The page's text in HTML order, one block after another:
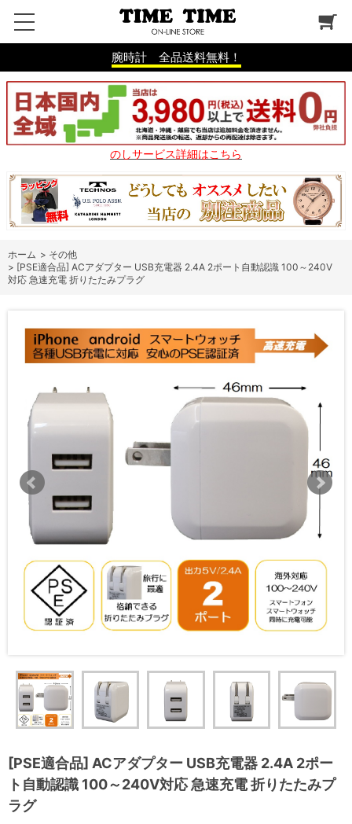
腕時計 全品送料無料！
のしサービス詳細はこちら
ホーム > その他
> [PSE適合品] ACアダプター USB充電器 2.4A 2ポート自動認識 100～240V
対応 急速充電 折りたたみプラグ
[PSE適合品] ACアダプター USB充電器 2.4A 2ポー
ト自動認識 100～240V対応 急速充電 折りたたみプ
ラグ